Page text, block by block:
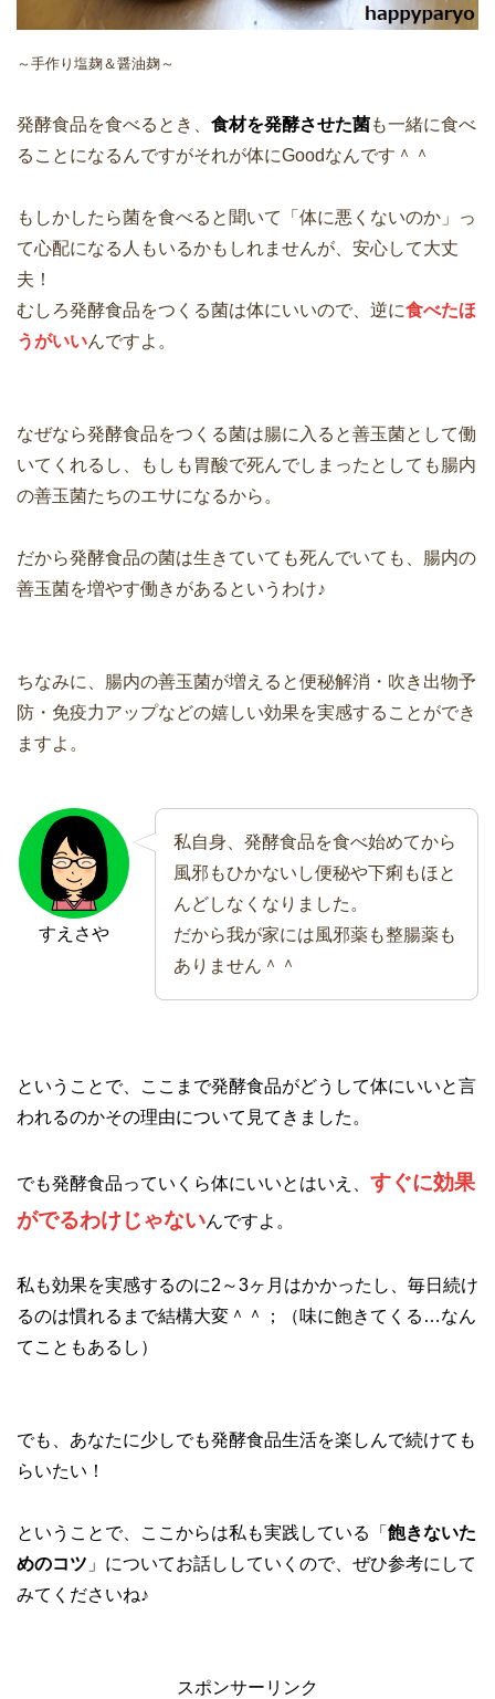
～手作り塩麹＆醤油麹～
発酵食品を食べるとき、 食材を発酵させた菌も一緒に食べ
ることになるんですがそれが体にGoodなんです＾＾
もしかしたら菌を食べると聞いて「体に悪くないのか」っ
て心配になる人もいるかもしれませんが、安心して大丈
夫！
むしろ発酵食品をつくる菌は体にいいので、逆に食べたほ
うがいいんですよ。
なぜなら発酵食品をつくる菌は腸に入ると善玉菌として働
いてくれるし、もしも胃酸で死んでしまったとしても腸内
の善玉菌たちのエサになるから。
だから発酵食品の菌は生きていても死んでいても、腸内の
善玉菌を増やす働きがあるというわけ♪
ちなみに、腸内の善玉菌が増えると便秘解消・吹き出物予
防・免疫力アップなどの嬉しい効果を実感することができ
ますよ。
すえさや
私自身、発酵食品を食べ始めてから
風邪もひかないし便秘や下痢もほと
んどしなくなりました。
だから我が家には風邪薬も整腸薬も
ありません＾＾
ということで、ここまで発酵食品がどうして体にいいと言
われるのかその理由について見てきました。
でも発酵食品っていくら体にいいとはいえ、 すぐに効果
がでるわけじゃないんですよ。
私も効果を実感するのに2～3ヶ月はかかったし、毎日続け
るのは慣れるまで結構大変＾＾；（味に飽きてくる…なん
てこともあるし）
でも、あなたに少しでも発酵食品生活を楽しんで続けても
らいたい！
ということで、ここからは私も実践している「 飽きないた
めのコツ 」についてお話ししていくので、ぜひ参考にして
みてくださいね♪
スポンサーリンク